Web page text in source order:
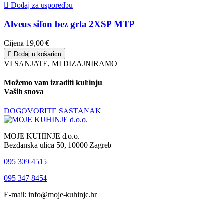
 Dodaj za usporedbu
Alveus sifon bez grla 2XSP MTP
Cijena 19,00 €
 Dodaj u košaricu
VI SANJATE, MI DIZAJNIRAMO
Možemo vam izraditi kuhinju
Vaših snova
DOGOVORITE SASTANAK
MOJE KUHINJE d.o.o.
Bezdanska ulica 50, 10000 Zagreb
095 309 4515
095 347 8454
E-mail: info@moje-kuhinje.hr